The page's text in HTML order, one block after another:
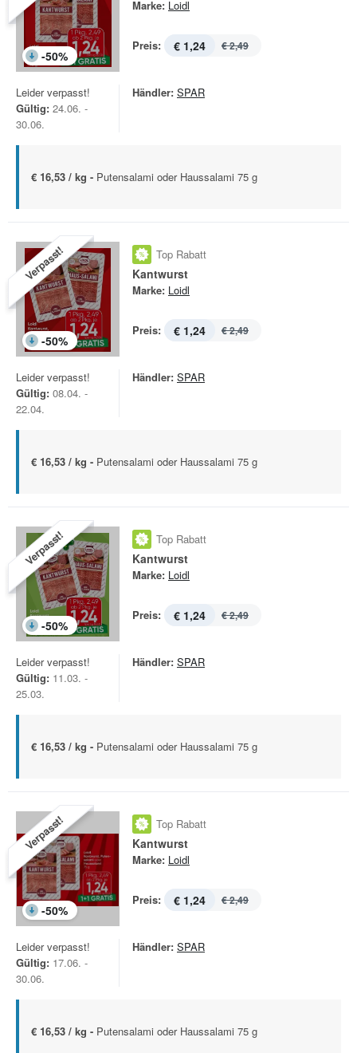
-50%
Marke: Loidl
Preis: € 1,24 € 2,49
Leider verpasst!
Gültig: 24.06. -
30.06.
Händler: SPAR
€ 16,53 / kg - Putensalami oder Haussalami 75 g
Verpasst!
-50%
Top Rabatt
Kantwurst
Marke: Loidl
Preis: € 1,24 € 2,49
Leider verpasst!
Gültig: 08.04. -
22.04.
Händler: SPAR
€ 16,53 / kg - Putensalami oder Haussalami 75 g
Verpasst!
-50%
Top Rabatt
Kantwurst
Marke: Loidl
Preis: € 1,24 € 2,49
Leider verpasst!
Gültig: 11.03. -
25.03.
Händler: SPAR
€ 16,53 / kg - Putensalami oder Haussalami 75 g
Verpasst!
-50%
Top Rabatt
Kantwurst
Marke: Loidl
Preis: € 1,24 € 2,49
Leider verpasst!
Gültig: 17.06. -
30.06.
Händler: SPAR
€ 16,53 / kg - Putensalami oder Haussalami 75 g